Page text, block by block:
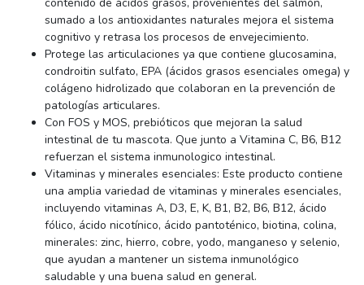
sumado a los antioxidantes naturales mejora el sistema
cognitivo y retrasa los procesos de envejecimiento.
Protege las articulaciones ya que contiene glucosamina,
condroitin sulfato, EPA (ácidos grasos esenciales omega) y
colágeno hidrolizado que colaboran en la prevención de
patologías articulares.
Con FOS y MOS, prebióticos que mejoran la salud
intestinal de tu mascota. Que junto a Vitamina C, B6, B12
refuerzan el sistema inmunologico intestinal.
Vitaminas y minerales esenciales: Este producto contiene
una amplia variedad de vitaminas y minerales esenciales,
incluyendo vitaminas A, D3, E, K, B1, B2, B6, B12, ácido
fólico, ácido nicotínico, ácido pantoténico, biotina, colina,
minerales: zinc, hierro, cobre, yodo, manganeso y selenio,
que ayudan a mantener un sistema inmunológico
saludable y una buena salud en general.